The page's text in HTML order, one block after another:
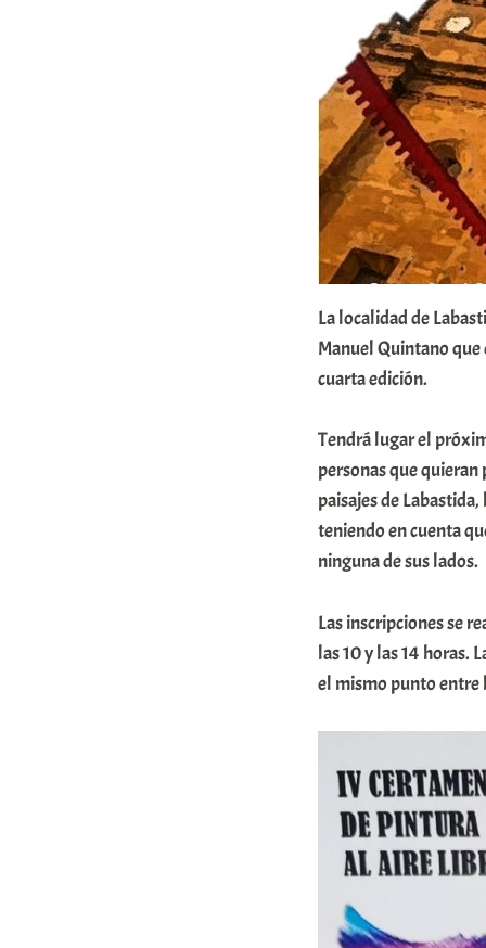
La localidad de
Manuel Quintano
cuarta edición.
Tendrá lugar el
personas que
paisajes de
teniendo en cuenta
ninguna de sus lados.
Las inscripciones se
las 10 y las 14 horas.
el mismo punto entre